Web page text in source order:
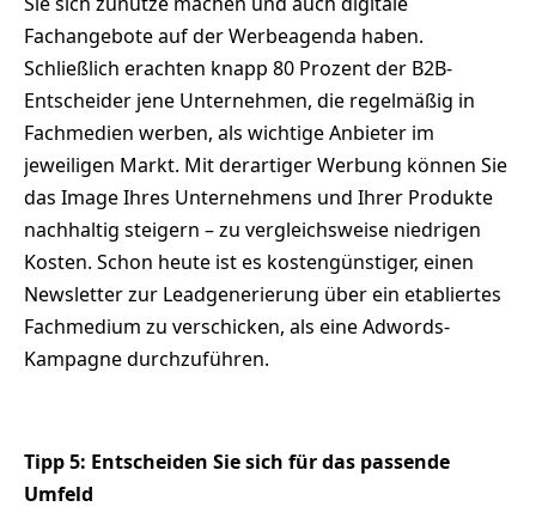
Fachangebote auf der Werbeagenda haben.
Schließlich erachten knapp 80 Prozent der B2B-
Entscheider jene Unternehmen, die regelmäßig in
Fachmedien werben, als wichtige Anbieter im
jeweiligen Markt. Mit derartiger Werbung können Sie
das Image Ihres Unternehmens und Ihrer Produkte
nachhaltig steigern – zu vergleichsweise niedrigen
Kosten. Schon heute ist es kostengünstiger, einen
Newsletter zur Leadgenerierung über ein etabliertes
Fachmedium zu verschicken, als eine Adwords-
Kampagne durchzuführen.
Tipp 5: Entscheiden Sie sich für das passende
Umfeld